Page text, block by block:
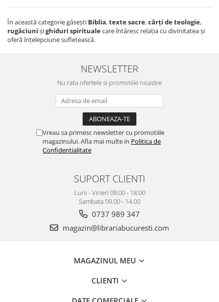
În această categorie găsești Biblia,texte sacre,cărți de teologie,
rugăciuni șighiduri spiritualecare întăresc relația cu divinitatea și
oferă înțelepciune sufletească.
NEWSLETTER
Nu rata ofertele si promotiile noastre
Vreau sa primesc newsletter cu promotiile
magazinului. Afla mai multe in Politica de
Confidentialitate
SUPORT CLIENTI
Luni - Vineri 09:00 - 18:00
Sambata 09.00 - 14.00
0737 989 347
magazin@librariabucuresti.com
MAGAZINUL MEU
CLIENTI